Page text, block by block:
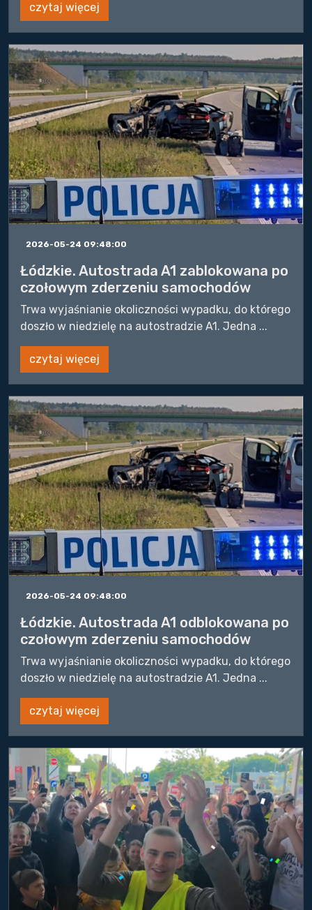
czytaj więcej
2026-05-24 09:48:00
Łódzkie. Autostrada A1 zablokowana po
czołowym zderzeniu samochodów
Trwa wyjaśnianie okoliczności wypadku, do którego
doszło w niedzielę na autostradzie A1. Jedna ...
czytaj więcej
2026-05-24 09:48:00
Łódzkie. Autostrada A1 odblokowana po
czołowym zderzeniu samochodów
Trwa wyjaśnianie okoliczności wypadku, do którego
doszło w niedzielę na autostradzie A1. Jedna ...
czytaj więcej